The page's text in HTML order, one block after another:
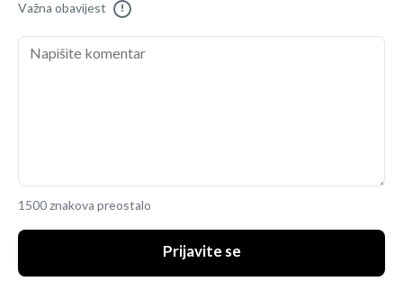
Važna obavijest !
1500 znakova preostalo
Prijavite se